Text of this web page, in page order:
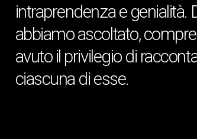
intraprendenza e genialità.
abbiamo ascoltato,
avuto il privilegio di
ciascuna di esse.